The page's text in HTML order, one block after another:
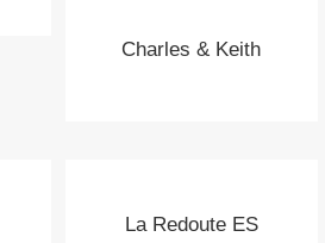
Charles & Keith
La Redoute ES